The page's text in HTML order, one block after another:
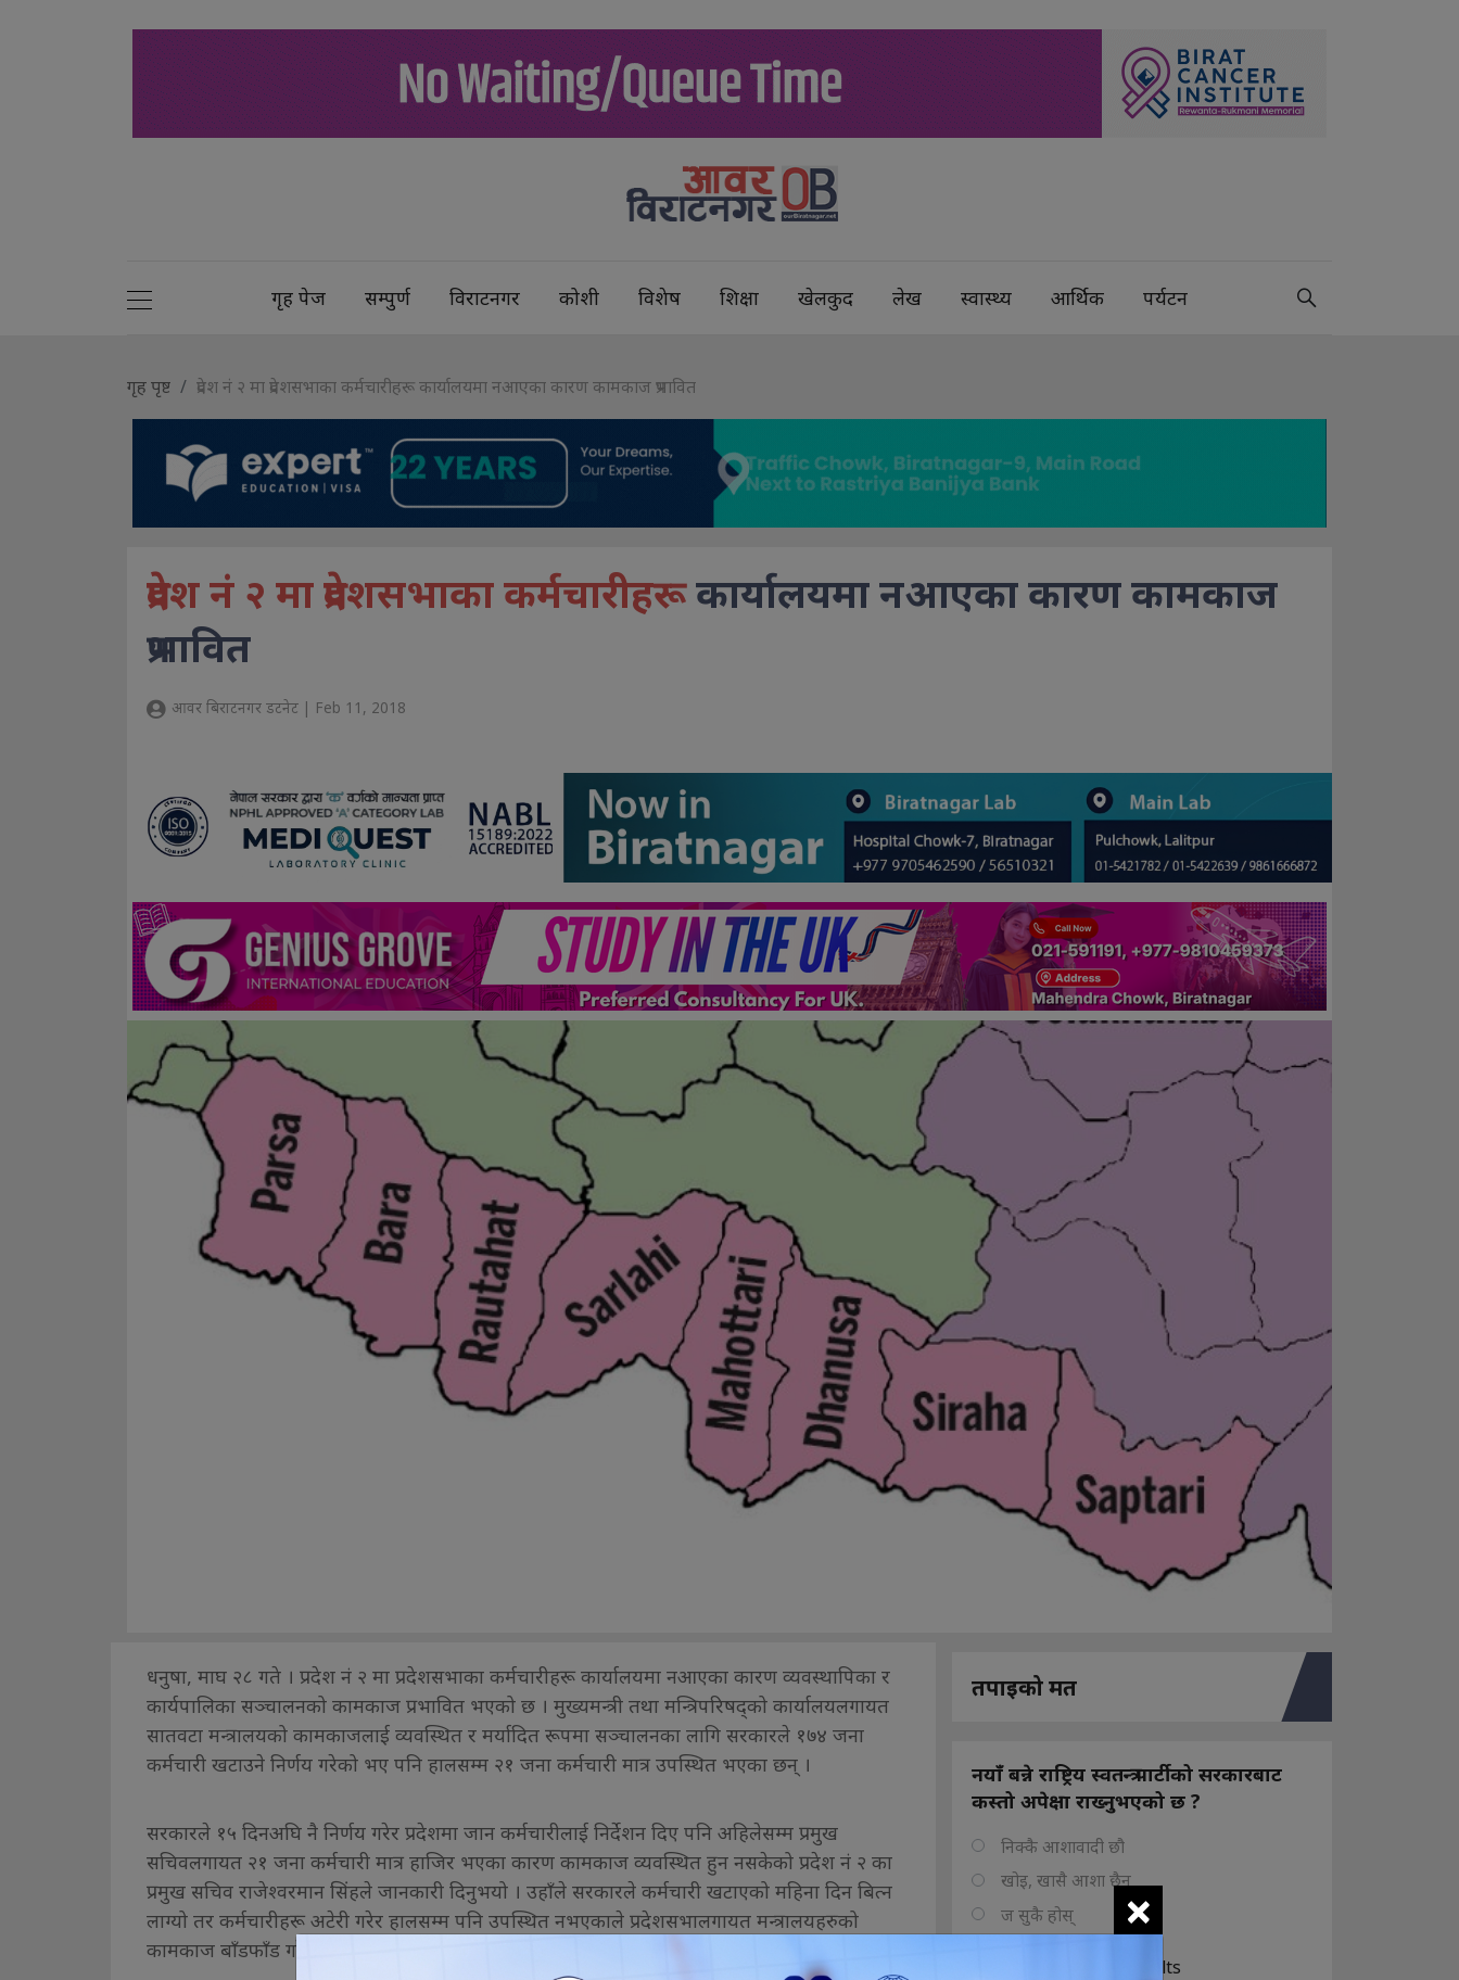
गृह पेज सम्पुर्ण विराटनगर कोशी विशेष शिक्षा खेलकुद लेख स्वास्थ्य आर्थिक पर्यटन
गृह पृष्ट प्रदेश नं २ मा प्रदेशसभाका कर्मचारीहरू कार्यालयमा नआएका कारण कामकाज प्रभावित
प्रदेश नं २ मा प्रदेशसभाका कर्मचारीहरूकार्यालयमा नआएका कारण कामकाज
प्रभावित
आवर बिराटनगर डटनेट | Feb 11, 2018
धनुषा, माघ २८ गते । प्रदेश नं २ मा प्रदेशसभाका कर्मचारीहरू कार्यालयमा नआएका कारण व्यवस्थापिका र
कार्यपालिका सञ्चालनको कामकाज प्रभावित भएको छ । मुख्यमन्त्री तथा मन्त्रिपरिषद्को कार्यालयलगायत
सातवटा मन्त्रालयको कामकाजलाई व्यवस्थित र मर्यादित रूपमा सञ्चालनका लागि सरकारले १७४ जना
कर्मचारी खटाउने निर्णय गरेको भए पनि हालसम्म २१ जना कर्मचारी मात्र उपस्थित भएका छन् ।
सरकारले १५ दिनअघि नै निर्णय गरेर प्रदेशमा जान कर्मचारीलाई निर्देशन दिए पनि अहिलेसम्म प्रमुख
सचिवलगायत २१ जना कर्मचारी मात्र हाजिर भएका कारण कामकाज व्यवस्थित हुन नसकेको प्रदेश नं २ का
प्रमुख सचिव राजेश्वरमान सिंहले जानकारी दिनुभयो । उहाँले सरकारले कर्मचारी खटाएको महिना दिन बित्न
लाग्यो तर कर्मचारीहरू अटेरी गरेर हालसम्म पनि उपस्थित नभएकाले प्रदेशसभालगायत मन्त्रालयहरुको
कामकाज बाँडफाँड गरेर समयमै सक्न समस्या भएको बताउनुभयो ।
तपाइको मत
नयाँ बन्ने राष्ट्रिय स्वतन्त्र पार्टीको सरकारबाट
कस्तो अपेक्षा राख्नुभएको छ ?
निक्कै आशावादी छौ
खोइ, खासै आशा छैन
ज सुकै होस्
View Results
×